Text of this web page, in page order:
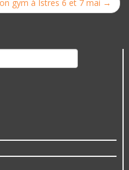
gym à Istres 6 et 7 mai →